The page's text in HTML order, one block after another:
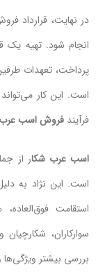
در نهایت، قرارداد
انجام شود. تهیه یک
پرداخت، تعهدات
است. این کار
فرآیند فروش اسب عرب
اسب عرب شکار از
است. این نژاد به
استقامت
سوارکاران،
بررسی بیشتر